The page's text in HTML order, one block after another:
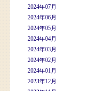
2024年07月
2024年06月
2024年05月
2024年04月
2024年03月
2024年02月
2024年01月
2023年12月